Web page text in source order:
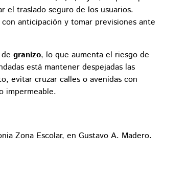
el traslado seguro de los usuarios.
anticipación y tomar previsiones ante
granizo, lo que aumenta el riesgo de
está mantener despejadas las
evitar cruzar calles o avenidas con
impermeable.
Zona Escolar, en Gustavo A. Madero.